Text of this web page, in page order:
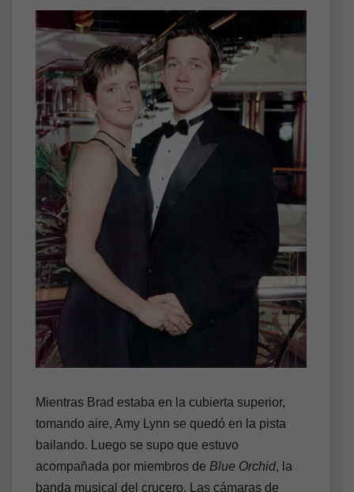
Mientras Brad estaba en la cubierta superior,
tomando aire, Amy Lynn se quedó en la pista
bailando. Luego se supo que estuvo
acompañada por miembros de Blue Orchid, la
banda musical del crucero. Las cámaras de